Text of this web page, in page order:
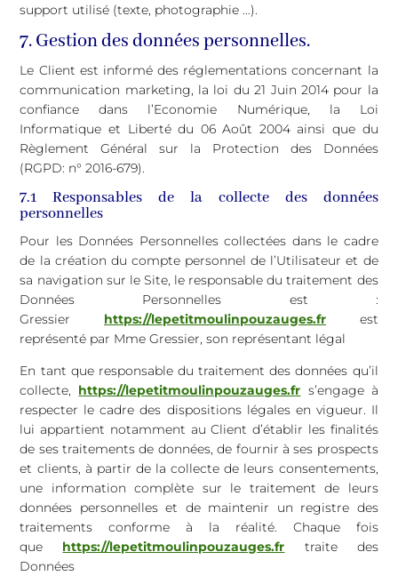
support utilisé (texte, photographie …).
7. Gestion des données personnelles.
Le Client est informé des réglementations concernant la
communication marketing, la loi du 21 Juin 2014 pour la
confiance dans l’Economie Numérique, la Loi
Informatique et Liberté du 06 Août 2004 ainsi que du
Règlement Général sur la Protection des Données
(RGPD: n° 2016-679).
7.1 Responsables de la collecte des données
personnelles
Pour les Données Personnelles collectées dans le cadre
de la création du compte personnel de l’Utilisateur et de
sa navigation sur le Site, le responsable du traitement des
Données Personnelles est :
Gressier
https://lepetitmoulinpouzauges.fr
est
représenté par Mme Gressier, son représentant légal
En tant que responsable du traitement des données qu’il
collecte, https://lepetitmoulinpouzauges.fr s’engage à
respecter le cadre des dispositions légales en vigueur. Il
lui appartient notamment au Client d’établir les finalités
de ses traitements de données, de fournir à ses prospects
et clients, à partir de la collecte de leurs consentements,
une information complète sur le traitement de leurs
données personnelles et de maintenir un registre des
traitements conforme à la réalité. Chaque fois
que
https://lepetitmoulinpouzauges.fr
traite des
Données